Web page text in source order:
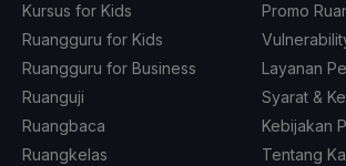
Kursus for Kids
Ruangguru for Kids
Ruangguru for Business
Ruanguji
Ruangbaca
Ruangkelas
Promo
Layanan
Syarat &
Kebijakan
Tentang